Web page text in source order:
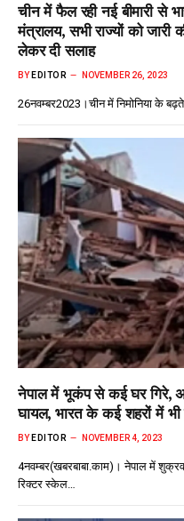
चीन में फैल रही नई बीमारी से
मंत्रालय, सभी राज्यों को जारी
लेकर दी सलाह
BY EDITOR NOVEMBER 26, 2023
26नवम्बर2023।चीन में निमोनिया के बढ़ते
नेपाल में भूकंप से कई घर गिरे,
घायल, भारत के कई शहरों में
BY EDITOR NOVEMBER 4, 2023
4नवम्बर(खबरबाबा.काम)। नेपाल में
रिक्टर स्केल…